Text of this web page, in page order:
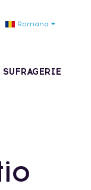
Romana
SUFRAGERIE